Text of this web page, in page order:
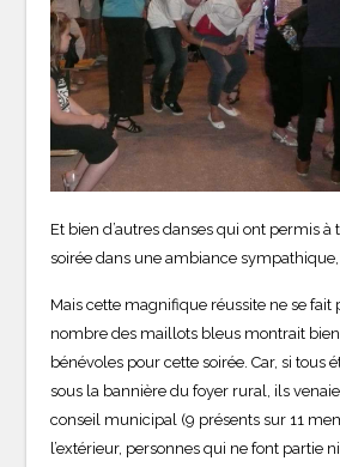
Et bien d’autres danses qui ont permis à
soirée dans une ambiance
Mais cette magnifique réussite ne se fait
nombre des maillots bleus montrait
bénévoles pour cette soirée. Car, si tous
sous la bannière du foyer rural, ils
conseil municipal (9 présents sur 11
l’extérieur, personnes qui ne font partie ni